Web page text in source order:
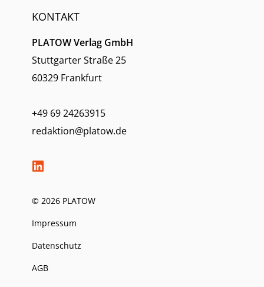
KONTAKT
PLATOW Verlag GmbH
Stuttgarter Straße 25
60329 Frankfurt
+49 69 24263915
redaktion@platow.de
© 2026 PLATOW
Impressum
Datenschutz
AGB